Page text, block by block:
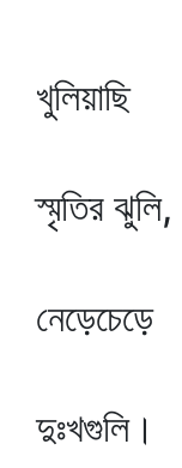
খুলিয়াছি
স্মৃতির ঝুলি,
নেড়েচেড়ে
দুঃখগুলি।